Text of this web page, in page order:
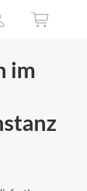
im